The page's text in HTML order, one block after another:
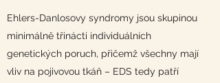
Ehlers-Danlosovy syndromy jsou skupinou
minimálně třinácti individuálních
genetických poruch, přičemž všechny mají
vliv na pojivovou tkáň – EDS tedy patří